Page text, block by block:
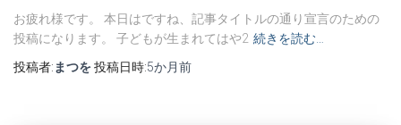
お疲れ様です。 本日はですね、記事タイトルの通り宣言のための
投稿になります。 子どもが生まれてはや2 続きを読む…
投稿者: まつを投稿日時:5か月前